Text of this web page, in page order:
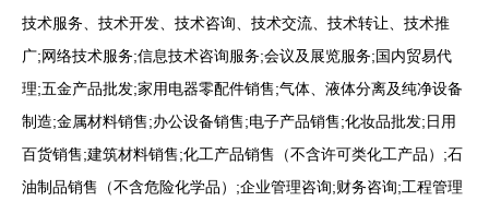
技术服务、技术开发、技术咨询、技术交流、技术转让、技术推
广;网络技术服务;信息技术咨询服务;会议及展览服务;国内贸易代
理;五金产品批发;家用电器零配件销售;气体、液体分离及纯净设备
制造;金属材料销售;办公设备销售;电子产品销售;化妆品批发;日用
百货销售;建筑材料销售;化工产品销售（不含许可类化工产品）;石
油制品销售（不含危险化学品）;企业管理咨询;财务咨询;工程管理